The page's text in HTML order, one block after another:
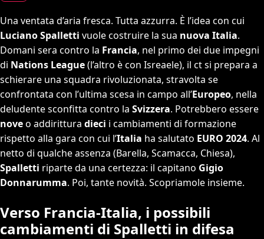
Una ventata d’aria fresca. Tutta azzurra. È l’idea con cui
Luciano Spalletti vuole costruire la sua nuova Italia.
Domani sera contro la Francia, nel primo dei due impegni
di Nations League(l’altro è con Isreaele), il ct si prepara a
schierare una squadra rivoluzionata, stravolta se
confrontata con l’ultima scesa in campo all’Europeo, nella
deludente sconfitta contro la Svizzera. Potrebbero essere
noveo addirittura dieci i cambiamenti di formazione
rispetto alla gara con cui l’Italia ha salutato EURO 2024. Al
netto di qualche assenza (Barella, Scamacca, Chiesa),
Spalletti riparte da una certezza: il capitano Gigio
Donnarumma. Poi, tante novità. Scopriamole insieme.
Verso Francia-Italia, i possibili
cambiamenti di Spalletti in difesa